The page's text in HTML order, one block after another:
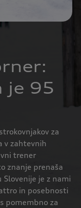
je 95
za
v zahtevnih
trener
znanje prenaša
Slovenije je z nami
in posebnosti
pomembno za